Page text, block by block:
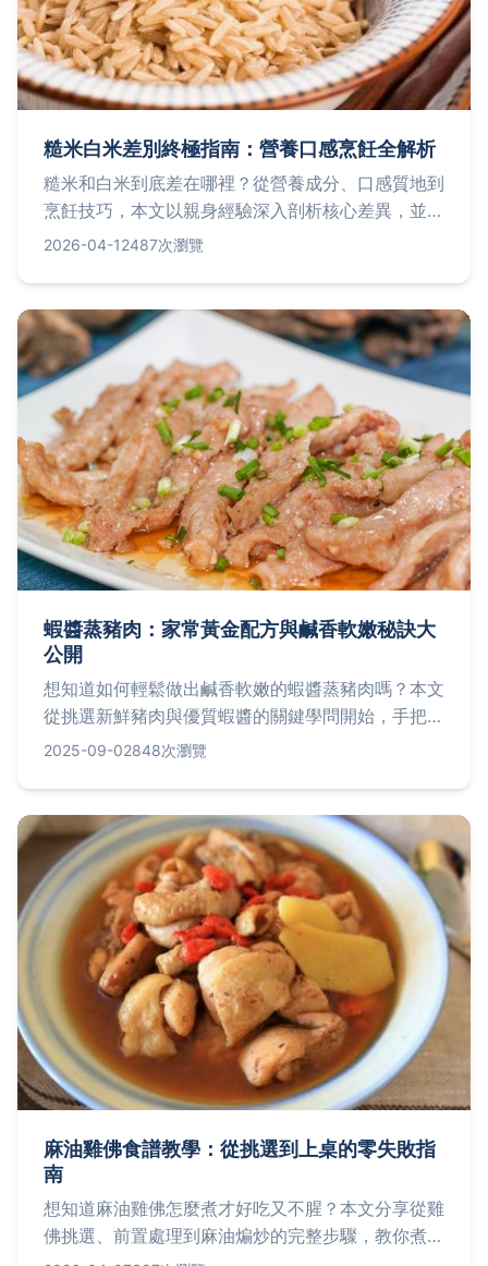
糙米白米差別終極指南：營養口感烹飪全解析
糙米和白米到底差在哪裡？從營養成分、口感質地到
烹飪技巧，本文以親身經驗深入剖析核心差異，並解
答常見迷思，幫助你根據健康需求做出最適合的選
2026-04-12487次瀏覽
蝦醬蒸豬肉：家常黃金配方與鹹香軟嫩秘訣大
公開
想知道如何輕鬆做出鹹香軟嫩的蝦醬蒸豬肉嗎？本文
從挑選新鮮豬肉與優質蝦醬的關鍵學問開始，手把手
公開家常黃金配方與軟嫩秘訣，教你如何華麗變身創
2025-09-02848次瀏覽
麻油雞佛食譜教學：從挑選到上桌的零失敗指
南
想知道麻油雞佛怎麼煮才好吃又不腥？本文分享從雞
佛挑選、前置處理到麻油煸炒的完整步驟，教你煮出